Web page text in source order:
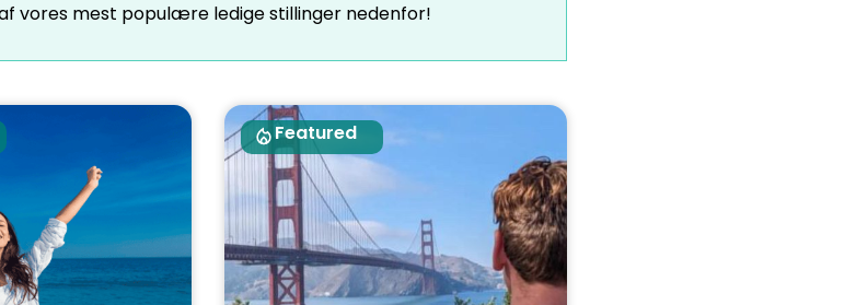
vores mest populære ledige stillinger nedenfor!
Featured